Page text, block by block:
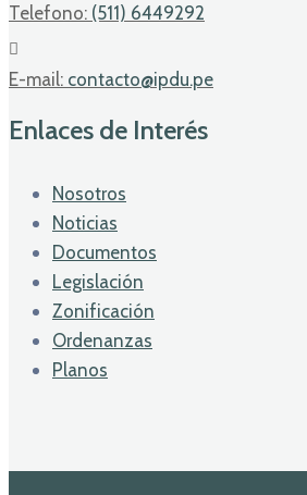
Telefono: (511) 6449292
E-mail: contacto@ipdu.pe
Enlaces de Interés
Nosotros
Noticias
Documentos
Legislación
Zonificación
Ordenanzas
Planos